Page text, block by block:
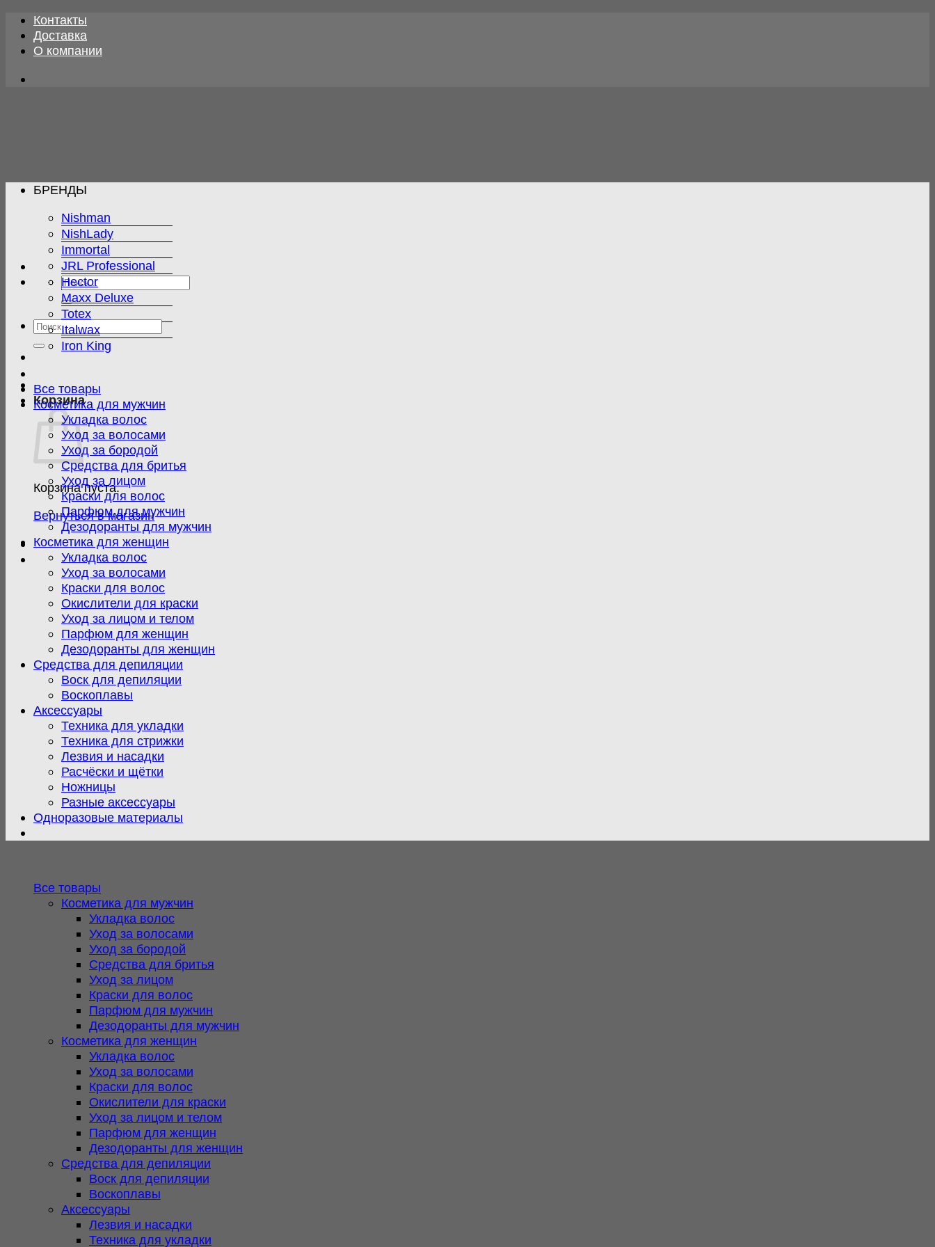
Skip
content
Контакты
Доставка
О компании
Искать:
Искать:
Корзина
Корзина пуста.
Вернуться в магазин
БРЕНДЫ
Nishman
NishLady
Immortal
JRL Professional
Hector
Maxx Deluxe
Totex
Italwax
Iron King
Все товары
Косметика для мужчин
Укладка волос
Уход за волосами
Уход за бородой
Средства для бритья
Уход за лицом
Краски для волос
Парфюм для мужчин
Дезодоранты для мужчин
Косметика для женщин
Укладка волос
Уход за волосами
Краски для волос
Окислители для краски
Уход за лицом и телом
Парфюм для женщин
Дезодоранты для женщин
Средства для депиляции
Воск для депиляции
Воскоплавы
Аксессуары
Техника для укладки
Техника для стрижки
Лезвия и насадки
Расчёски и щётки
Ножницы
Разные аксессуары
Одноразовые материалы
Все товары
Косметика для мужчин
Укладка волос
Уход за волосами
Уход за бородой
Средства для бритья
Уход за лицом
Краски для волос
Парфюм для мужчин
Дезодоранты для мужчин
Косметика для женщин
Укладка волос
Уход за волосами
Краски для волос
Окислители для краски
Уход за лицом и телом
Парфюм для женщин
Дезодоранты для женщин
Средства для депиляции
Воск для депиляции
Воскоплавы
Аксессуары
Лезвия и насадки
Техника для укладки